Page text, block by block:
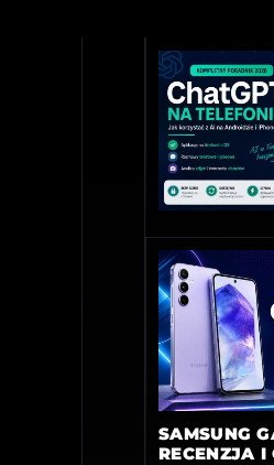
SAMSUNG
RECENZJA I